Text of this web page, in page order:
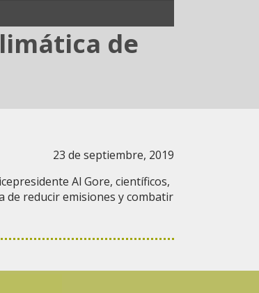
de
23 de septiembre, 2019
Al Gore, científicos,
de reducir emisiones y combatir